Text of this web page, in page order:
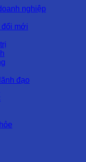
nghiệp
đổi mới
đạo